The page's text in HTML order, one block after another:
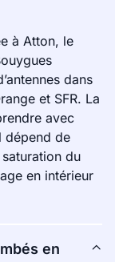
à Atton, le
dans
et SFR. La
avec
dépend de
du
en intérieur
en